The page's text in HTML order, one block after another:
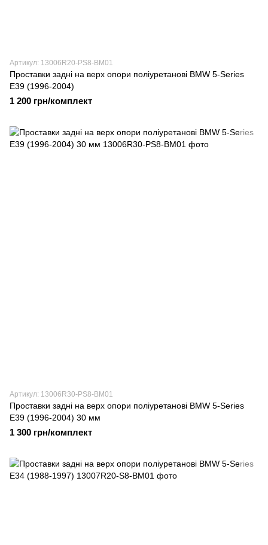
Артикул: 13006R20-PS8-BM01
Проставки задні на верх опори поліуретанові BMW 5-Series
E39 (1996-2004)
1 200 грн/комплект
Артикул: 13006R30-PS8-BM01
Проставки задні на верх опори поліуретанові BMW 5-Series
E39 (1996-2004) 30 мм
1 300 грн/комплект